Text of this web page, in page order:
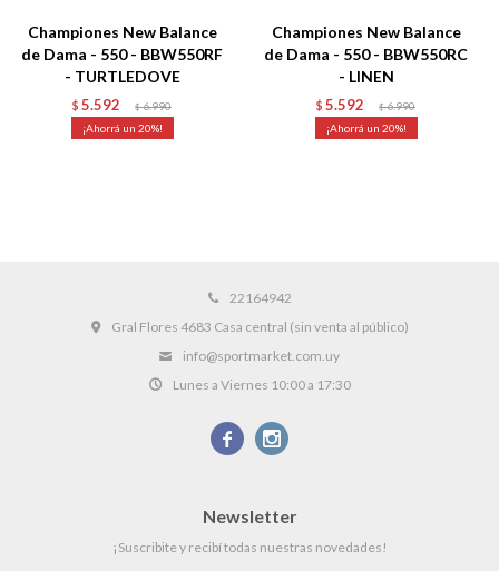
Championes New Balance
de Dama - 550 - BBW550RF
- TURTLEDOVE
$ 5.592 $ 6.990
20
Championes New Balance
de Dama - 550 - BBW550RC
- LINEN
$ 5.592 $ 6.990
20
22164942
Gral Flores 4683 Casa central (sin venta al público)
info@sportmarket.com.uy
Lunes a Viernes 10:00 a 17:30
 
Newsletter
¡Suscribite y recibí todas nuestras novedades!